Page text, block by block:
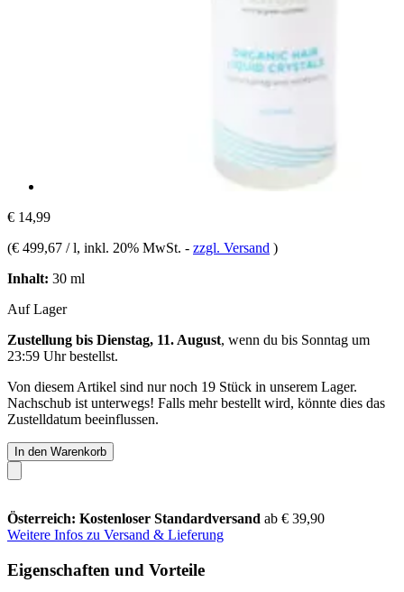
€ 14,99
(€ 499,67 / l, inkl. 20% MwSt. - zzgl. Versand )
Inhalt: 30 ml
Auf Lager
Zustellung bis Dienstag, 11. August, wenn du bis Sonntag um
23:59 Uhrbestellst.
Von diesem Artikel sind nur noch 19 Stück in unserem Lager.
Nachschub ist unterwegs! Falls mehr bestellt wird, könnte dies das
Zustelldatum beeinflussen.
In den Warenkorb
Österreich: Kostenloser Standardversand ab € 39,90
Weitere Infos zu Versand & Lieferung
Eigenschaften und Vorteile